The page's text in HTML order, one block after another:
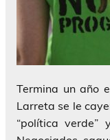
Termina un año
Larreta se le
“política verde”